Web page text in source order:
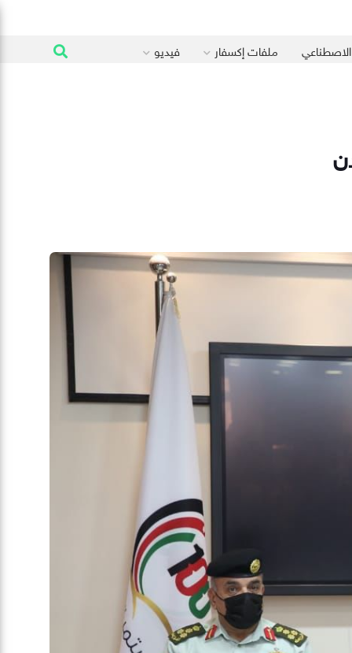
الاصطناعي ملفات إكسفار فيديو